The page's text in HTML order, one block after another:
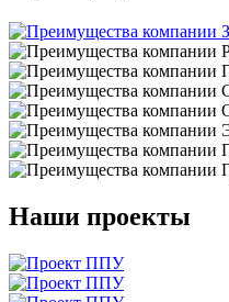
Наши проекты